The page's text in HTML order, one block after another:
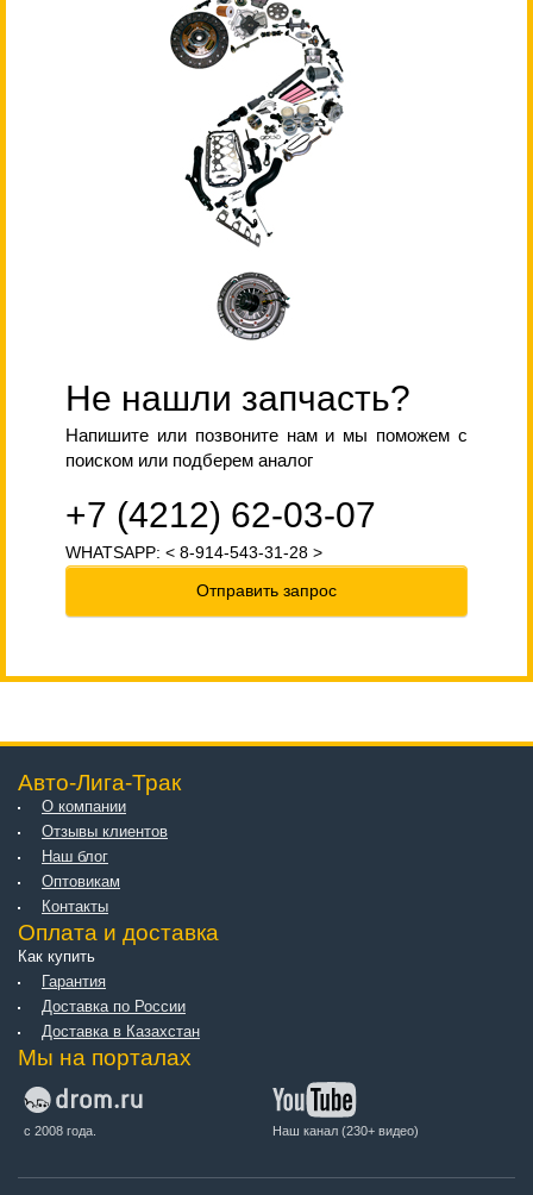
Не нашли запчасть?
Напишите или позвоните нам и мы поможем с
поиском или подберем аналог
+7 (4212) 62-03-07
WHATSAPP: < 8-914-543-31-28 >
Отправить запрос
Авто-Лига-Трак
О компании
Отзывы клиентов
Наш блог
Оптовикам
Контакты
Оплата и доставка
Как купить
Гарантия
Доставка по России
Доставка в Казахстан
Мы на порталах
с 2008 года. Наш канал (230+ видео)